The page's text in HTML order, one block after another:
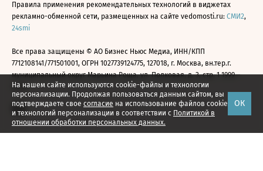
На нашем сайте используются cookie-файлы и технологии
персонализации. Продолжая пользоваться данным сайтом, вы
подтверждаете свое согласие на использование файлов cookie
и технологий персонализации в соответствии с Политикой в
отношении обработки персональных данных.
ОК
Правила применения рекомендательных технологий в виджетах
рекламно-обменной сети, размещенных на сайте vedomosti.ru: СМИ2,
24smi
Все права защищены © АО Бизнес Ньюс Медиа, ИНН/КПП
7712108141/771501001, ОГРН 1027739124775, 127018, г. Москва, вн.тер.г.
муниципальный округ Марьина Роща, ул. Полковая, д. 3, стр. 1 1999—
2026